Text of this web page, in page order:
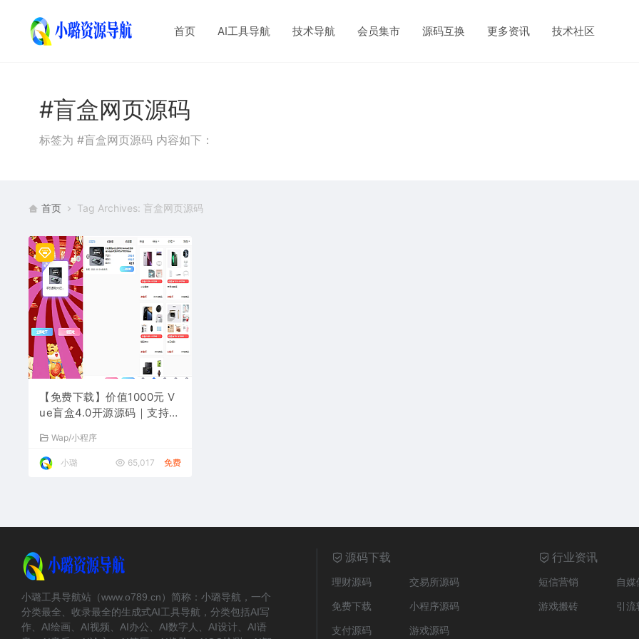
首页 AI工具导航 技术导航 会员集市 源码互换 更多资讯 技术社区
#盲盒网页源码
标签为 #盲盒网页源码 内容如下：
首页 Tag Archives: 盲盒网页源码
【免费下载】价值1000元 V
ue盲盒4.0开源源码｜支持小
Wap/小程序
小璐 65,017 免费
小璐工具导航站（www.o789.cn）简称：小璐导航，一个
分类最全、收录最全的生成式AI工具导航，分类包括AI写
作、AI绘画、AI视频、AI办公、AI数字人、AI设计、AI语
源码下载
理财源码
交易所源码
免费下载
小程序源码
支付源码
游戏源码
行业资讯
短信营销
自
游戏搬砖
引流